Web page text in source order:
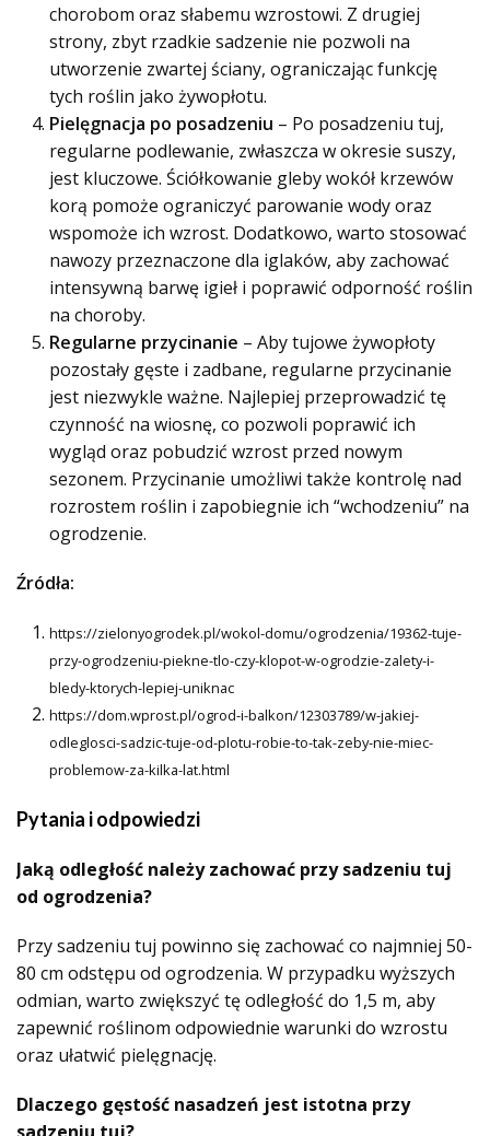
chorobom oraz słabemu wzrostowi. Z drugiej
strony, zbyt rzadkie sadzenie nie pozwoli na
utworzenie zwartej ściany, ograniczając funkcję
tych roślin jako żywopłotu.
Pielęgnacja po posadzeniu – Po posadzeniu tuj,
regularne podlewanie, zwłaszcza w okresie suszy,
jest kluczowe. Ściółkowanie gleby wokół krzewów
korą pomoże ograniczyć parowanie wody oraz
wspomoże ich wzrost. Dodatkowo, warto stosować
nawozy przeznaczone dla iglaków, aby zachować
intensywną barwę igieł i poprawić odporność roślin
na choroby.
Regularne przycinanie – Aby tujowe żywopłoty
pozostały gęste i zadbane, regularne przycinanie
jest niezwykle ważne. Najlepiej przeprowadzić tę
czynność na wiosnę, co pozwoli poprawić ich
wygląd oraz pobudzić wzrost przed nowym
sezonem. Przycinanie umożliwi także kontrolę nad
rozrostem roślin i zapobiegnie ich “wchodzeniu” na
ogrodzenie.
Źródła:
https://zielonyogrodek.pl/wokol-domu/ogrodzenia/19362-tuje-
przy-ogrodzeniu-piekne-tlo-czy-klopot-w-ogrodzie-zalety-i-
bledy-ktorych-lepiej-uniknac
https://dom.wprost.pl/ogrod-i-balkon/12303789/w-jakiej-
odleglosci-sadzic-tuje-od-plotu-robie-to-tak-zeby-nie-miec-
problemow-za-kilka-lat.html
Pytania i odpowiedzi
Jaką odległość należy zachować przy sadzeniu tuj
od ogrodzenia?
Przy sadzeniu tuj powinno się zachować co najmniej 50-
80 cm odstępu od ogrodzenia. W przypadku wyższych
odmian, warto zwiększyć tę odległość do 1,5 m, aby
zapewnić roślinom odpowiednie warunki do wzrostu
oraz ułatwić pielęgnację.
Dlaczego gęstość nasadzeń jest istotna przy
sadzeniu tuj?